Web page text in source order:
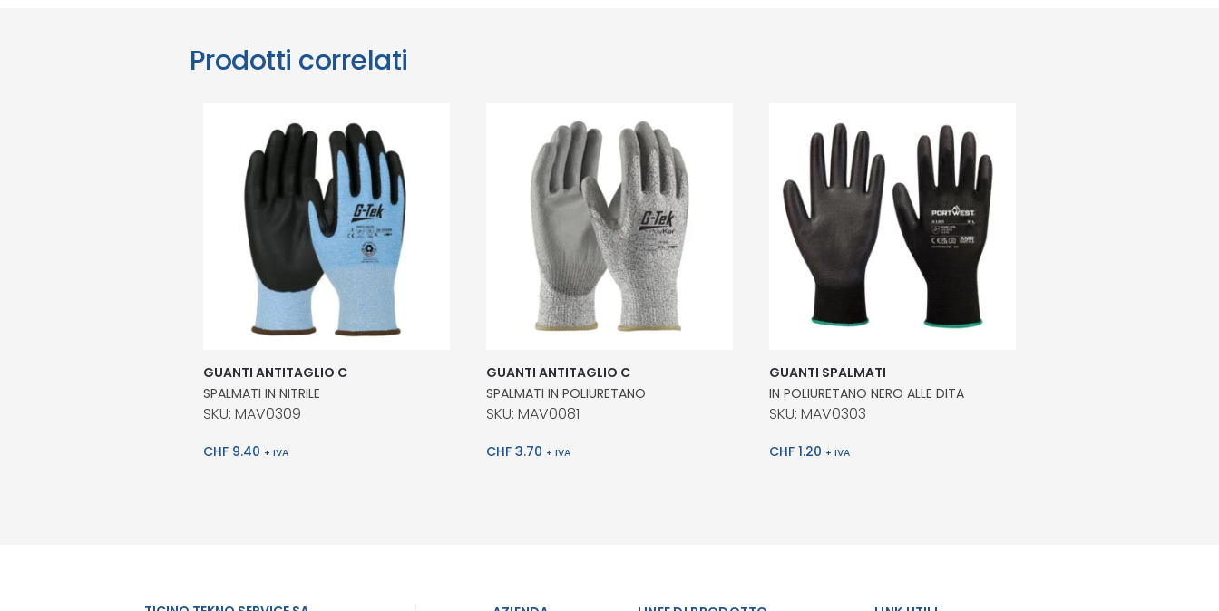
Prodotti correlati
GUANTI ANTITAGLIO C
SPALMATI IN NITRILE
SKU: MAV0309
CHF9.40 + IVA
GUANTI ANTITAGLIO C
SPALMATI IN POLIURETANO
SKU: MAV0081
CHF3.70 + IVA
GUANTI SPALMATI
IN POLIURETANO NERO ALLE DITA
SKU: MAV0303
CHF 1.20 + IVA